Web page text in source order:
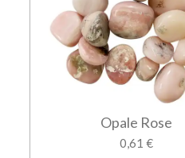
Opale Rose
0,61 €